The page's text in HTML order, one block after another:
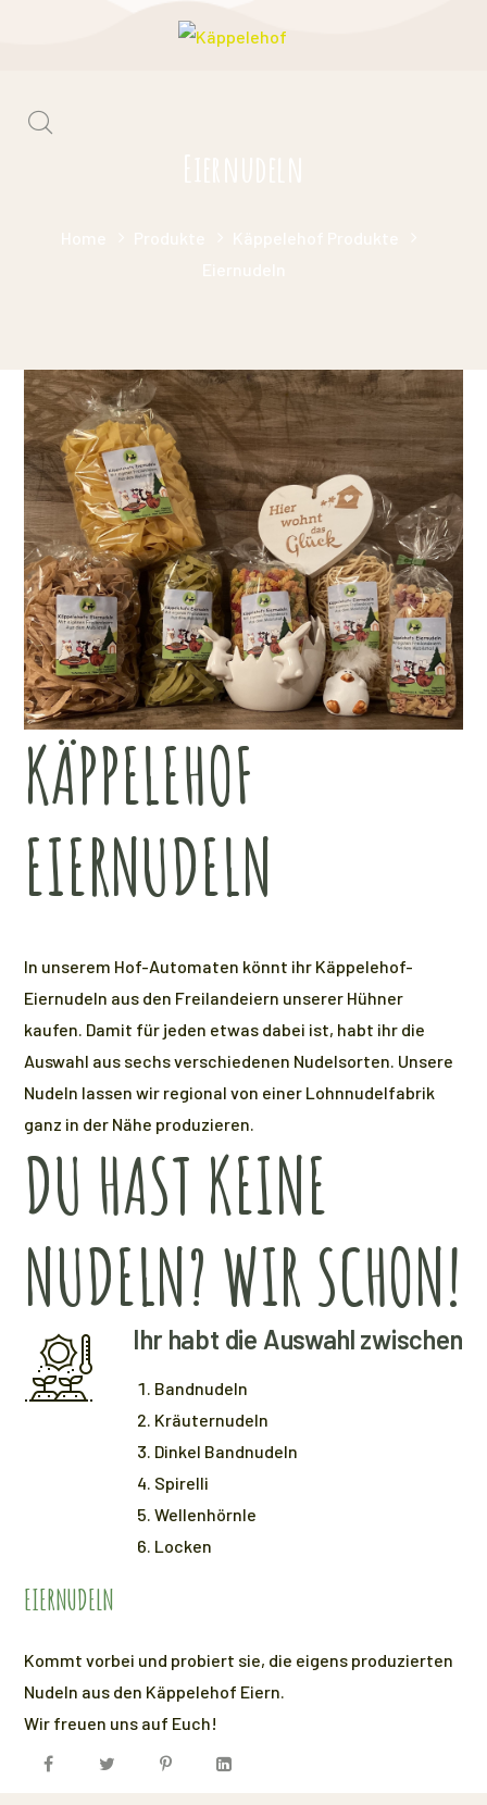
KÄPPELEHOF
EIERNUDELN
In unserem Hof-Automaten könnt ihr Käppelehof-
Eiernudeln aus den Freilandeiern unserer Hühner
kaufen. Damit für jeden etwas dabei ist, habt ihr die
Auswahl aus sechs verschiedenen Nudelsorten. Unsere
Nudeln lassen wir regional von einer Lohnnudelfabrik
ganz in der Nähe produzieren.
DU HAST KEINE
NUDELN? WIR SCHON!
Ihr habt die Auswahl zwischen
Bandnudeln
Kräuternudeln
Dinkel Bandnudeln
Spirelli
Wellenhörnle
Locken
EIERNUDELN
Kommt vorbei und probiert sie, die eigens produzierten
Nudeln aus den Käppelehof Eiern.
Wir freuen uns auf Euch!